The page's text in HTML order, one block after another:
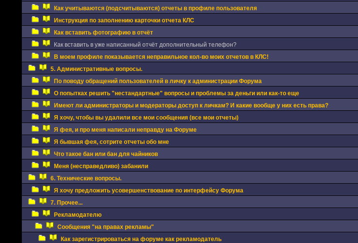
Как учитываются (подсчитываются) отчеты в профиле пользователя
Инструкция по заполнению карточки отчета КЛС
Как вставить фотографию в отчёт
Как вставить в уже написанный отчёт дополнительный телефон?
В моем профиле показывается неправильное кол-во моих отчетов в КЛС!
5. Административные вопросы.
По поводу обращений пользователей в личку к администрации Форума
О попытках решить "нестандартные" вопросы и проблемы за деньги или как-то еще
Имеют ли администраторы и модераторы доступ к личкам? И какие вообще у них есть права?
Я хочу, чтобы вы удалили все мои сообщения (все мои отчеты)
Я фея, и про меня написали неправду на Форуме
Я бывшая фея, сотрите отчеты обо мне
Что такое бан или бан для чайников
Меня (несправедливо) забанили
6. Технические вопросы.
Я хочу предложить усовершенствование по интерфейсу Форума
7. Прочее...
Рекламодателю
Сообщения "на правах рекламы"
Как зарегистрироваться на форуме как рекламодатель